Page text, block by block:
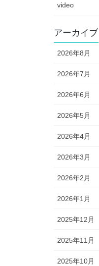
video
アーカイブ
2026年8月
2026年7月
2026年6月
2026年5月
2026年4月
2026年3月
2026年2月
2026年1月
2025年12月
2025年11月
2025年10月